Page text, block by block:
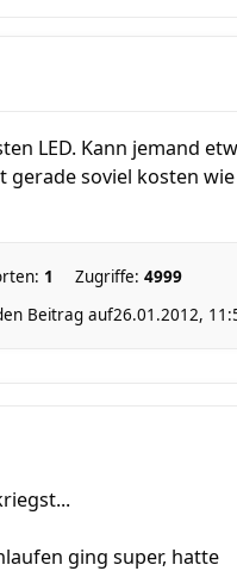
LED. Kann jemand
gerade soviel kosten
1 Zugriffe: 4999
26.01.2012,
Beitrag auf
ging super, hatte